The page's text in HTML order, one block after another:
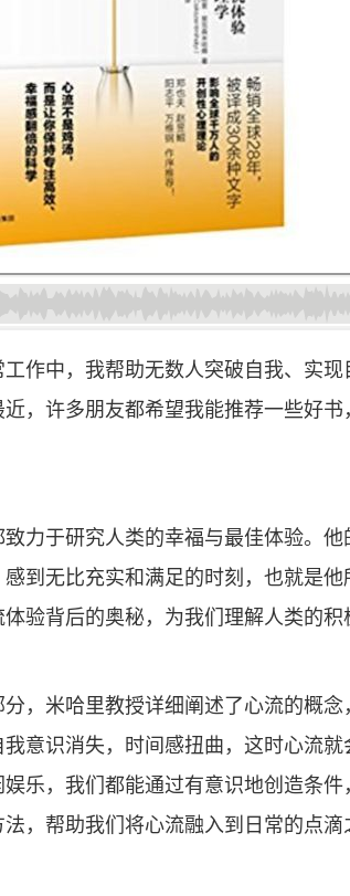
作中，我帮助无数人突破自我、实现
，许多朋友都希望我能推荐一些好
力于研究人类的幸福与最佳体验。
到无比充实和满足的时刻，也就是
验背后的奥秘，为我们理解人类的积
，米哈里教授详细阐述了心流的概
意识消失，时间感扭曲，这时心流
乐，我们都能通过有意识地创造条
，帮助我们将心流融入到日常的点滴